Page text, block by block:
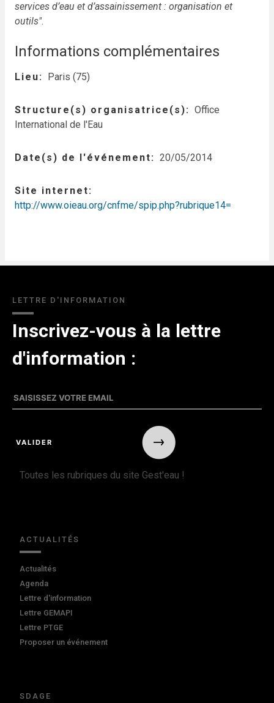
services d’eau et d’assainissement : organisation et
outils".
Informations complémentaires
Lieu Paris (75)
Structure(s) organisatrice(s)
Office
International de l'Eau
Date(s) de l'événement 20/05/2014
Site internet
http://www.oieau.org/cnfme/spip.php?rubrique14=
LETTRE D'INFORMATION
Inscrivez-vous à la lettre
d'information :
Toutes les rubriques du site Gest'eau !
ACTUALITÉS
Actualités
Agenda
Lettre d'information
Lettre GEMAPI
Lettre PTGE
Proposer un événement
SDAGE